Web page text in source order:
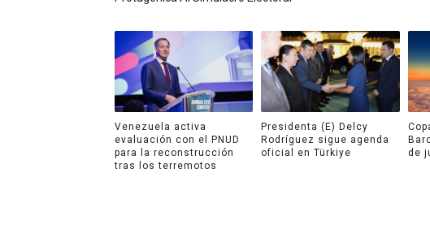
Venezuela activa
evaluación con el PNUD
para la reconstrucción
tras los terremotos
Presidenta (E) Delcy
Rodríguez sigue agenda
oficial en Türkiye
de